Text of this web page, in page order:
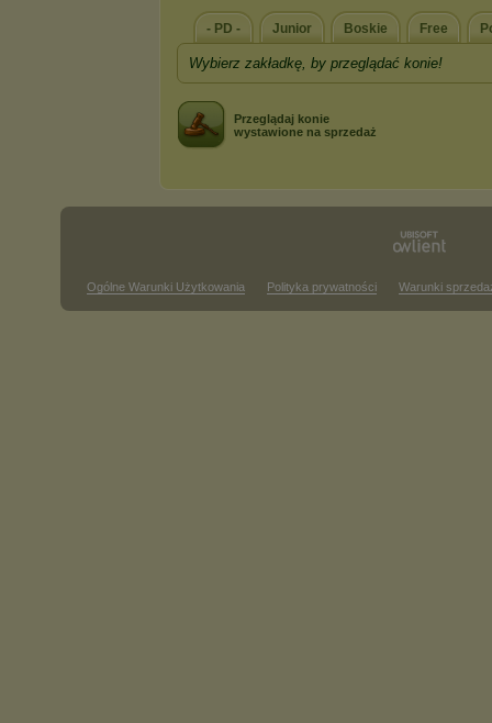
- PD - Junior Boskie Free
Wybierz zakładkę, by przeglądać konie!
Przeglądaj konie
wystawione na sprzedaż
Ogólne Warunki Użytkowania Polityka prywatności Warunki